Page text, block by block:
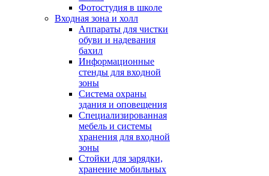
Фотостудия в школе
Входная зона и холл
Аппараты для чистки
обуви и надевания
бахил
Информационные
стенды для входной
зоны
Система охраны
здания и оповещения
Специализированная
мебель и системы
хранения для входной
зоны
Стойки для зарядки,
хранение мобильных